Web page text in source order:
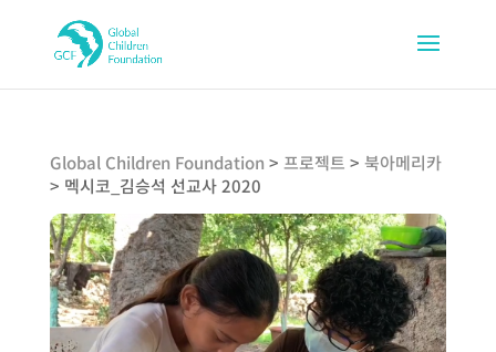
Global Children Foundation > 프로젝트 > 북아메리카
> 멕시코_김승석 선교사 2020